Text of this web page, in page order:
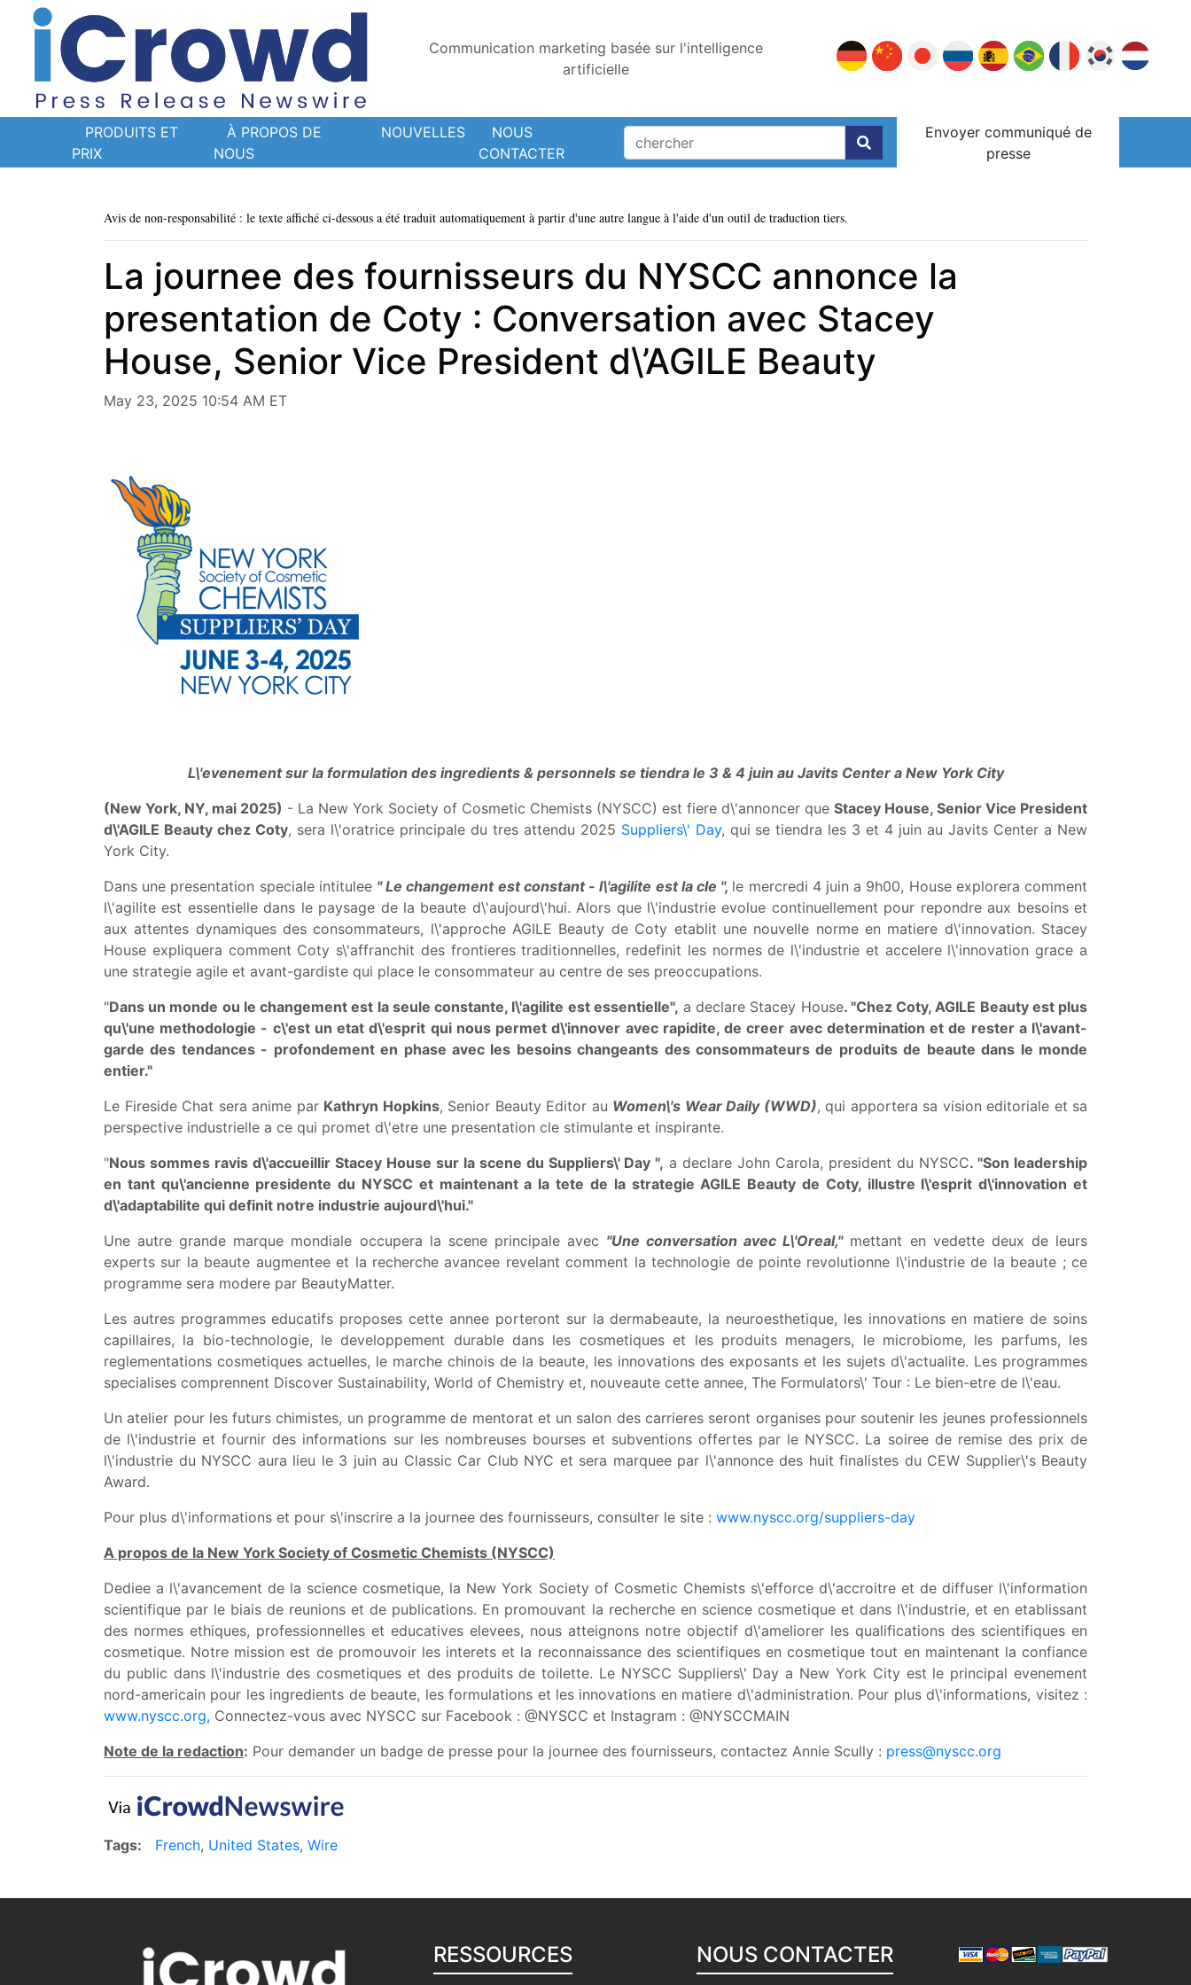
Communication marketing basée sur l'intelligence
artificielle
PRODUITS ET
PRIX
À PROPOS DE
NOUS
NOUVELLES
NOUS
CONTACTER
Envoyer communiqué de
presse
Avis de non-responsabilité : le texte affiché ci-dessous a été traduit automatiquement à partir d'une autre langue à l'aide d'un outil de traduction tiers.
La journee des fournisseurs du NYSCC annonce la
presentation de Coty : Conversation avec Stacey
House, Senior Vice President d\’AGILE Beauty
May 23, 2025 10:54 AM ET
L\'evenement sur la formulation des ingredients & personnels se tiendra le 3 & 4 juin au Javits Center a New York City
(New York, NY, mai 2025) - La New York Society of Cosmetic Chemists (NYSCC) est fiere d\'annoncer que Stacey House, Senior Vice President
d\'AGILE Beauty chez Coty, sera l\'oratrice principale du tres attendu 2025 Suppliers\' Day, qui se tiendra les 3 et 4 juin au Javits Center a New
York City.
Dans une presentation speciale intitulee " Le changement est constant - l\'agilite est la cle ", le mercredi 4 juin a 9h00, House explorera comment
l\'agilite est essentielle dans le paysage de la beaute d\'aujourd\'hui. Alors que l\'industrie evolue continuellement pour repondre aux besoins et
aux attentes dynamiques des consommateurs, l\'approche AGILE Beauty de Coty etablit une nouvelle norme en matiere d\'innovation. Stacey
House expliquera comment Coty s\'affranchit des frontieres traditionnelles, redefinit les normes de l\'industrie et accelere l\'innovation grace a
une strategie agile et avant-gardiste qui place le consommateur au centre de ses preoccupations.
"Dans un monde ou le changement est la seule constante, l\'agilite est essentielle", a declare Stacey House. "Chez Coty, AGILE Beauty est plus
qu\'une methodologie - c\'est un etat d\'esprit qui nous permet d\'innover avec rapidite, de creer avec determination et de rester a l\'avant-
garde des tendances - profondement en phase avec les besoins changeants des consommateurs de produits de beaute dans le monde
entier."
Le Fireside Chat sera anime par Kathryn Hopkins, Senior Beauty Editor au Women\'s Wear Daily (WWD), qui apportera sa vision editoriale et sa
perspective industrielle a ce qui promet d\'etre une presentation cle stimulante et inspirante.
"Nous sommes ravis d\'accueillir Stacey House sur la scene du Suppliers\' Day ", a declare John Carola, president du NYSCC. "Son leadership
en tant qu\'ancienne presidente du NYSCC et maintenant a la tete de la strategie AGILE Beauty de Coty, illustre l\'esprit d\'innovation et
d\'adaptabilite qui definit notre industrie aujourd\'hui."
Une autre grande marque mondiale occupera la scene principale avec "Une conversation avec L\'Oreal,"mettant en vedette deux de leurs
experts sur la beaute augmentee et la recherche avancee revelant comment la technologie de pointe revolutionne l\'industrie de la beaute ; ce
programme sera modere par BeautyMatter.
Les autres programmes educatifs proposes cette annee porteront sur la dermabeaute, la neuroesthetique, les innovations en matiere de soins
capillaires, la bio-technologie, le developpement durable dans les cosmetiques et les produits menagers, le microbiome, les parfums, les
reglementations cosmetiques actuelles, le marche chinois de la beaute, les innovations des exposants et les sujets d\'actualite. Les programmes
specialises comprennent Discover Sustainability, World of Chemistry et, nouveaute cette annee, The Formulators\' Tour : Le bien-etre de l\'eau.
Un atelier pour les futurs chimistes, un programme de mentorat et un salon des carrieres seront organises pour soutenir les jeunes professionnels
de l\'industrie et fournir des informations sur les nombreuses bourses et subventions offertes par le NYSCC. La soiree de remise des prix de
l\'industrie du NYSCC aura lieu le 3 juin au Classic Car Club NYC et sera marquee par l\'annonce des huit finalistes du CEW Supplier\'s Beauty
Award.
Pour plus d\'informations et pour s\'inscrire a la journee des fournisseurs, consulter le site : www.nyscc.org/suppliers-day
A propos de la New York Society of Cosmetic Chemists (NYSCC)
Dediee a l\'avancement de la science cosmetique, la New York Society of Cosmetic Chemists s\'efforce d\'accroitre et de diffuser l\'information
scientifique par le biais de reunions et de publications. En promouvant la recherche en science cosmetique et dans l\'industrie, et en etablissant
des normes ethiques, professionnelles et educatives elevees, nous atteignons notre objectif d\'ameliorer les qualifications des scientifiques en
cosmetique. Notre mission est de promouvoir les interets et la reconnaissance des scientifiques en cosmetique tout en maintenant la confiance
du public dans l\'industrie des cosmetiques et des produits de toilette. Le NYSCC Suppliers\' Day a New York City est le principal evenement
nord-americain pour les ingredients de beaute, les formulations et les innovations en matiere d\'administration. Pour plus d\'informations, visitez :
www.nyscc.org, Connectez-vous avec NYSCC sur Facebook : @NYSCC et Instagram : @NYSCCMAIN
Note de la redaction: Pour demander un badge de presse pour la journee des fournisseurs, contactez Annie Scully : press@nyscc.org
Tags: French, United States, Wire
RESSOURCES NOUS CONTACTER